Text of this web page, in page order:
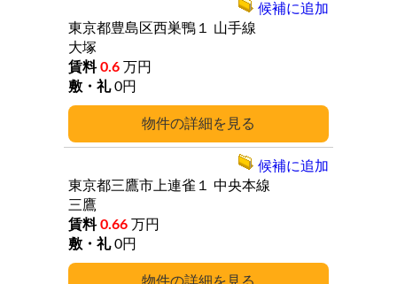
詳細
東京都豊島区西巣鴨１ 山手線
大塚
0.6 万円
0円
候補に追加
詳細
東京都三鷹市上連雀１ 中央本線
三鷹
0.66 万円
0円
候補に追加